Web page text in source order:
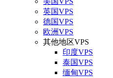
英国VPS
德国VPS
欧洲VPS
其他地区VPS
印度VPS
泰国VPS
缅甸VPS